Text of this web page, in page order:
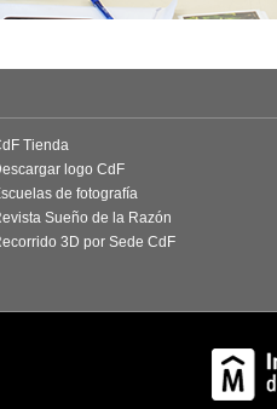
Tienda
logo CdF
de fotografía
Sueño de la Razón
3D por Sede CdF